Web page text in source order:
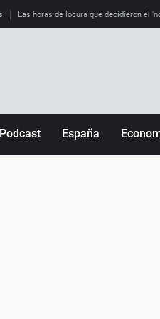
Las horas de locura que decidieron el
Podcast España